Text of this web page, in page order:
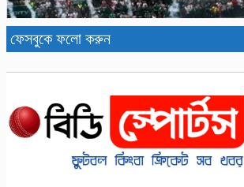
ফেসবুকে ফলো করুন